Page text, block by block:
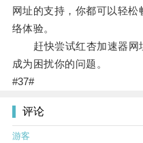
网址的支持，你都可以轻
络体验。
赶快尝试红杏加速器网
成为困扰你的问题。
#37#
评论
游客